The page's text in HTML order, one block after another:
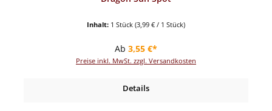
Inhalt: 1 Stück (3,99 € / 1 Stück)
Regulärer Preis:
Ab 3,55 €*
Preise inkl. MwSt. zzgl. Versandkosten
Details